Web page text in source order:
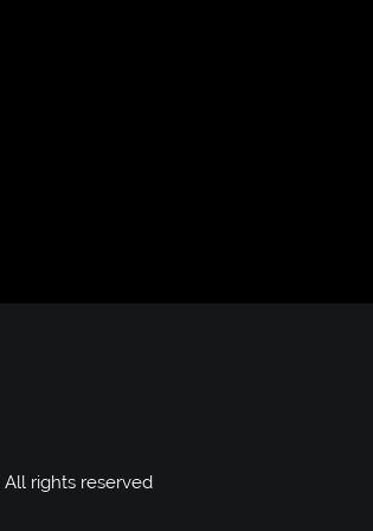
All rights reserved